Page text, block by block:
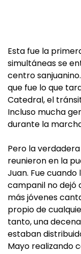
Esta fue la
simultáneas se
centro
que fue lo que
Catedral, el
Incluso mucha
durante la
Pero la
reunieron en la
Juan. Fue
campanil no dejó
más jóvenes
propio de
tanto, una
estaban
Mayo realizando